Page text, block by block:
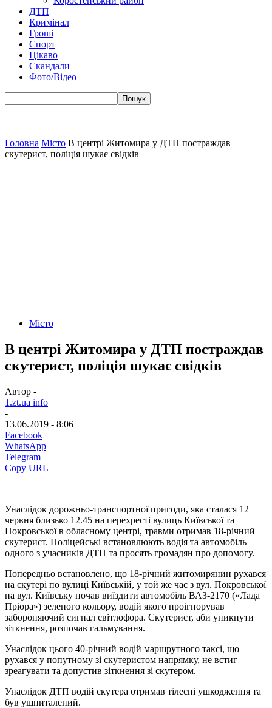
ДТП
Кримінал
Гроші
Спорт
Цікаво
Скандали
Фото/Відео
Головна Місто В центрі Житомира у ДТП постраждав
скутерист, поліція шукає свідків
Місто
В центрі Житомира у ДТП постраждав
скутерист, поліція шукає свідків
Автор -
1.zt.ua info
-
13.06.2019 - 8:06
Facebook
WhatsApp
Telegram
Copy URL
Унаслідок дорожньо-транспортної пригоди, яка сталася 12
червня близько 12.45 на перехресті вулиць Київської та
Покровської в обласному центрі, травми отримав 18-річний
скутерист. Поліцейські встановлюють водія та автомобіль
одного з учасників ДТП та просять громадян про допомогу.
Попередньо встановлено, що 18-річний житомирянин рухався
на скутері по вулиці Київській, у той же час з вул. Покровської
на вул. Київську почав виїздити автомобіль ВАЗ-2170 («Лада
Пріора») зеленого кольору, водій якого проігнорував
забороняючий сигнал світлофора. Скутерист, аби уникнути
зіткнення, розпочав гальмування.
Унаслідок цього 40-річний водій маршрутного таксі, що
рухався у попутному зі скутеристом напрямку, не встиг
зреагувати та допустив зіткнення зі скутером.
Унаслідок ДТП водій скутера отримав тілесні ушкодження та
був ушпиталений.